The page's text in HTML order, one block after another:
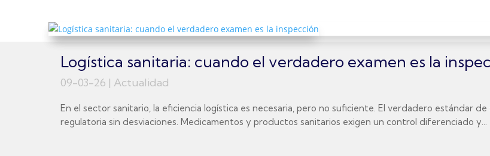
Logística sanitaria: cuando el verdadero examen es la
09-03-26 | Actualidad
En el sector sanitario, la eficiencia logística es necesaria, pero no suficiente. El verdadero estándar
regulatoria sin desviaciones. Medicamentos y productos sanitarios exigen un control diferenciado y...